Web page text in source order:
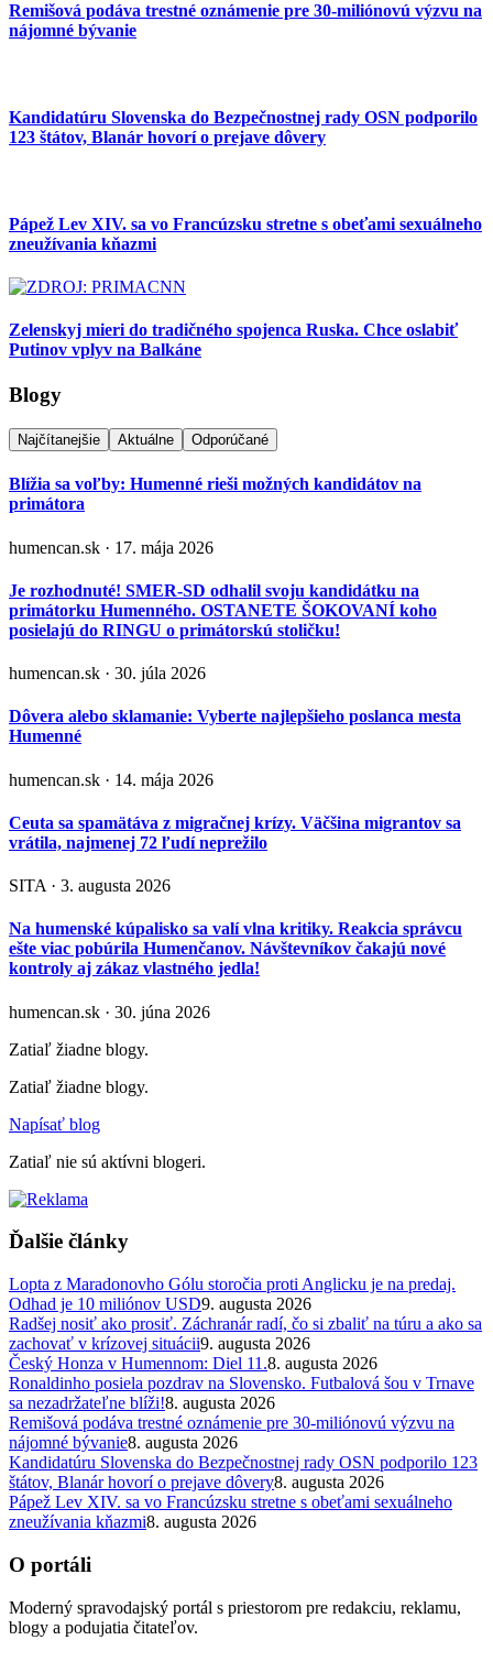
Remišová podáva trestné oznámenie pre 30-miliónovú výzvu na
nájomné bývanie
Kandidatúru Slovenska do Bezpečnostnej rady OSN podporilo
123 štátov, Blanár hovorí o prejave dôvery
Pápež Lev XIV. sa vo Francúzsku stretne s obeťami sexuálneho
zneužívania kňazmi
Zelenskyj mieri do tradičného spojenca Ruska. Chce oslabiť
Putinov vplyv na Balkáne
Blogy
Najčítanejšie Aktuálne Odporúčané
Blížia sa voľby: Humenné rieši možných kandidátov na
primátora
humencan.sk · 17. mája 2026
Je rozhodnuté! SMER-SD odhalil svoju kandidátku na
primátorku Humenného. OSTANETE ŠOKOVANÍ koho
posielajú do RINGU o primátorskú stoličku!
humencan.sk · 30. júla 2026
Dôvera alebo sklamanie: Vyberte najlepšieho poslanca mesta
Humenné
humencan.sk · 14. mája 2026
Ceuta sa spamätáva z migračnej krízy. Väčšina migrantov sa
vrátila, najmenej 72 ľudí neprežilo
SITA · 3. augusta 2026
Na humenské kúpalisko sa valí vlna kritiky. Reakcia správcu
ešte viac pobúrila Humenčanov. Návštevníkov čakajú nové
kontroly aj zákaz vlastného jedla!
humencan.sk · 30. júna 2026
Zatiaľ žiadne blogy.
Zatiaľ žiadne blogy.
Napísať blog
Zatiaľ nie sú aktívni blogeri.
Ďalšie články
Lopta z Maradonovho Gólu storočia proti Anglicku je na predaj.
Odhad je 10 miliónov USD9. augusta 2026
Radšej nosiť ako prosiť. Záchranár radí, čo si zbaliť na túru a ako sa
zachovať v krízovej situácii9. augusta 2026
Český Honza v Humennom: Diel 11.8. augusta 2026
Ronaldinho posiela pozdrav na Slovensko. Futbalová šou v Trnave
sa nezadržateľne blíži!8. augusta 2026
Remišová podáva trestné oznámenie pre 30-miliónovú výzvu na
nájomné bývanie8. augusta 2026
Kandidatúru Slovenska do Bezpečnostnej rady OSN podporilo 123
štátov, Blanár hovorí o prejave dôvery8. augusta 2026
Pápež Lev XIV. sa vo Francúzsku stretne s obeťami sexuálneho
zneužívania kňazmi8. augusta 2026
O portáli
Moderný spravodajský portál s priestorom pre redakciu, reklamu,
blogy a podujatia čitateľov.